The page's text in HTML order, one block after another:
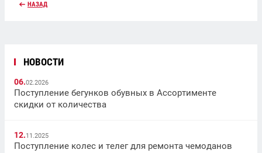
НАЗАД
НОВОСТИ
06.02.2026
Поступление бегунков обувных в Ассортименте
скидки от количества
12.11.2025
Поступление колес и телег для ремонта чемоданов